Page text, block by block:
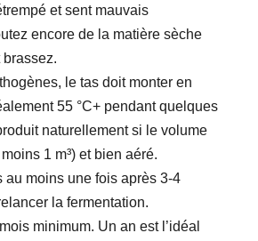
et sent mauvais
encore de la matière sèche
le tas doit monter en
55 °C+ pendant quelques
naturellement si le volume
1 m³) et bien aéré.
au moins une fois après 3-4
la fermentation.
minimum. Un an est l’idéal